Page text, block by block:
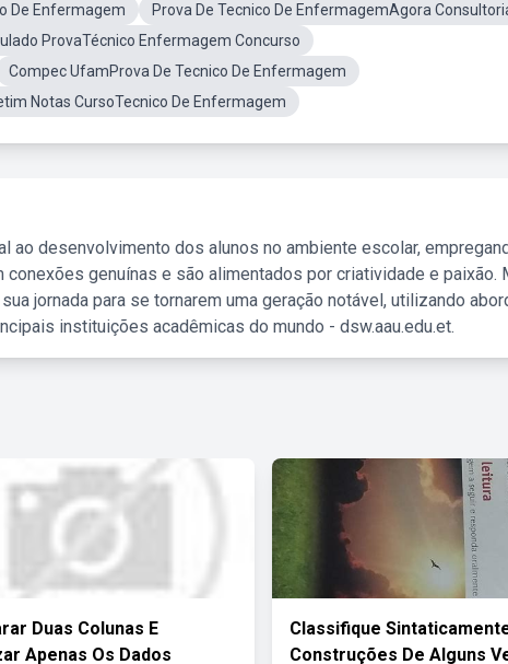
De Enfermagem
Prova De Tecnico De EnfermagemAgora
ProvaTécnico Enfermagem Concurso
Compec UfamProva De Tecnico De Enfermagem
Notas CursoTecnico De Enfermagem
ao desenvolvimento dos alunos no ambiente escolar,
genuínas e são alimentados por criatividade e paixão.
jornada para se tornarem uma geração notável, utilizando
instituições acadêmicas do mundo - dsw.aau.edu.et.
Duas Colunas E
Apenas Os Dados
Classifique
Construções De Alguns